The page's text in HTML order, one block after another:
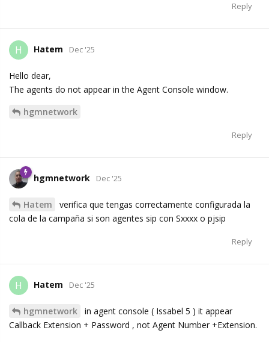
Reply
H Hatem Dec '25
Hello dear,
The agents do not appear in the Agent Console window.
hgmnetwork
Reply
hgmnetwork Dec '25
Hatem
verifica que tengas correctamente configurada la
cola de la campaña si son agentes sip con Sxxxx o pjsip
Reply
H Hatem Dec '25
hgmnetwork
in agent console ( Issabel 5 ) it appear
Callback Extension + Password , not Agent Number +Extension.